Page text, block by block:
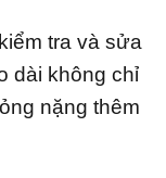
tra và sửa
dài không chỉ
nặng thêm